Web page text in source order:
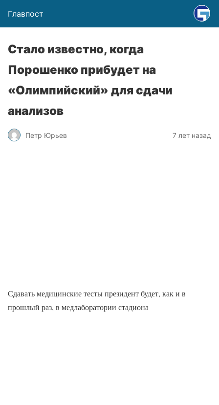
Главпост
Стало известно, когда
Порошенко прибудет на
«Олимпийский» для сдачи
анализов
Петр Юрьев 7 лет назад
Сдавать медицинские тесты президент будет, как и в
прошлый раз, в медлаборатории стадиона